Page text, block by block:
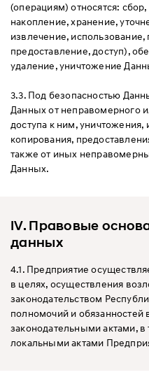
(операциям) относятся:
накопление, хранение,
извлечение,
предоставление, доступ),
удаление, уничтожение
3.3. Под безопасностью
Данных от неправомерного
доступа к ним,
копирования,
также от иных
Данных.
IV. Правовые
данных
4.1. Предприятие
в целях, осуществления
законодательством
полномочий и обязанностей
законодательными актами, в
локальными актами